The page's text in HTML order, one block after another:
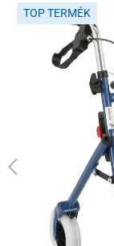
TOP TERMÉK